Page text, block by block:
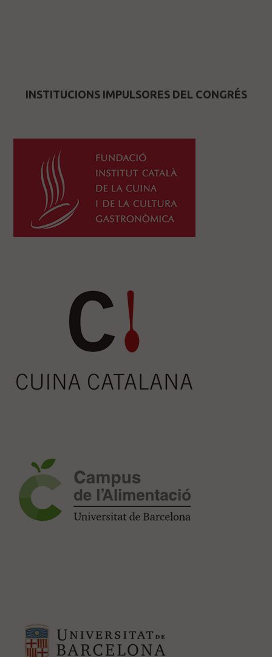
INSTITUCIONS IMPULSORES DEL CONGRÉS